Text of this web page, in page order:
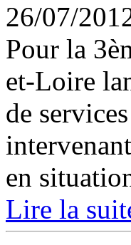
26/07/
Pour la
et-Loire
de
en
Lire la